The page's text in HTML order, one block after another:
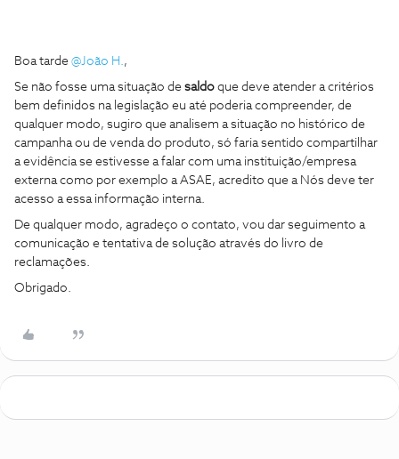
Boa tarde ​ @João H.,
Se não fosse uma situação de saldo que deve atender a critérios
bem definidos na legislação eu até poderia compreender, de
qualquer modo, sugiro que analisem a situação no histórico de
campanha ou de venda do produto, só faria sentido compartilhar
a evidência se estivesse a falar com uma instituição/empresa
externa como por exemplo a ASAE, acredito que a Nós deve ter
acesso a essa informação interna.
De qualquer modo, agradeço o contato, vou dar seguimento a
comunicação e tentativa de solução através do livro de
reclamações.
Obrigado.